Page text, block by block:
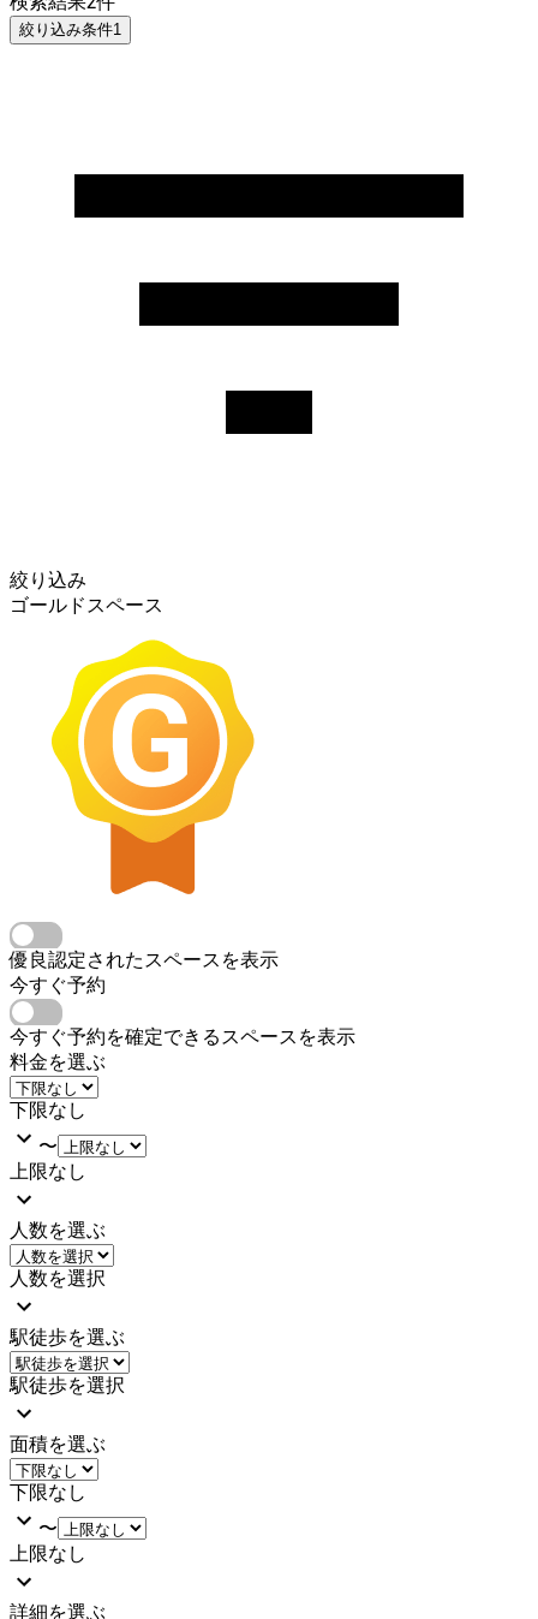
絞り込み条件1
絞り込み
ゴールドスペース
優良認定されたスペースを表示
今すぐ予約
今すぐ予約を確定できるスペースを表示
料金を選ぶ
下限なし
〜
上限なし
人数を選ぶ
人数を選択
駅徒歩を選ぶ
駅徒歩を選択
面積を選ぶ
下限なし
〜
上限なし
詳細を選ぶ